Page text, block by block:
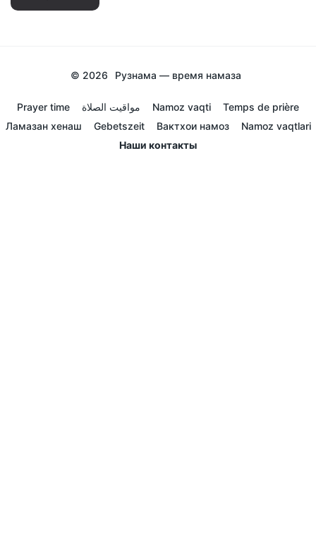
© 2026 Рузнама — время намаза
Prayer time مواقيت الصلاة Namoz vaqti
Temps de prière
Ламазан хенаш
Gebetszeit Вактхои намоз
Namoz vaqtlari
Наши контакты